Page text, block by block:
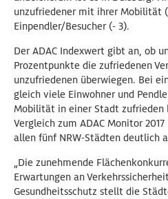
unzufriedener mit ihrer Mobilität
Einpendler/Besucher (- 3).
Der ADAC Indexwert gibt an, ob
Prozentpunkte die zufriedenen
unzufriedenen überwiegen. Bei
gleich viele Einwohner und
Mobilität in einer Stadt zufrieden
Vergleich zum ADAC Monitor
allen fünf NRW-Städten deutlich
„Die zunehmende
Erwartungen an
Gesundheitsschutz stellt die